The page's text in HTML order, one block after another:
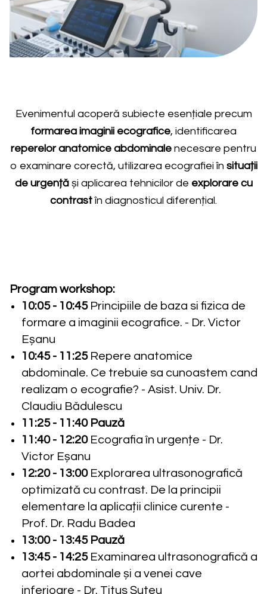
Evenimentul acoperă subiecte esențiale precum
formarea imaginii ecografice, identificarea
reperelor anatomice abdominale necesare pentru
o examinare corectă, utilizarea ecografiei în situații
de urgențăși aplicarea tehnicilor de explorare cu
contrastîn diagnosticul diferențial.
Program workshop:
10:05 - 10:45 Principiile de baza si fizica de
formare a imaginii ecografice. - Dr. Victor
Eșanu
10:45 - 11:25 Repere anatomice
abdominale. Ce trebuie sa cunoastem cand
realizam o ecografie? - Asist. Univ. Dr.
Claudiu Bădulescu
11:25 - 11:40 Pauză
11:40 - 12:20 Ecografia în urgențe - Dr.
Victor Eșanu
12:20 - 13:00 Explorarea ultrasonografică
optimizată cu contrast. De la principii
elementare la aplicații clinice curente -
Prof. Dr. Radu Badea
13:00 - 13:45 Pauză
13:45 - 14:25 Examinarea ultrasonografică a
aortei abdominale și a venei cave
inferioare - Dr. Titus Șuteu